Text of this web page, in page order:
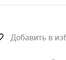
Добавить в